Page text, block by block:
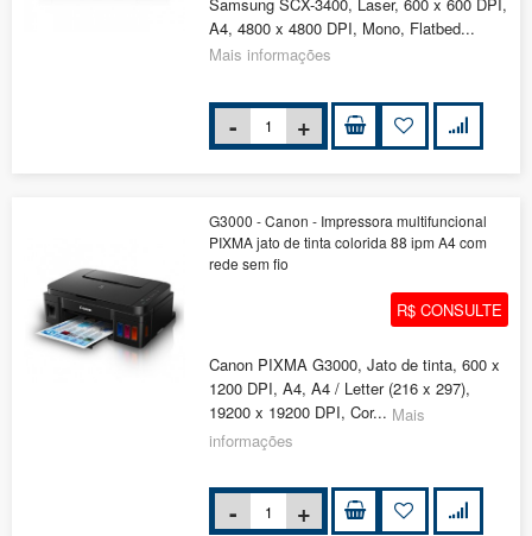
Samsung SCX-3400, Laser, 600 x 600 DPI,
A4, 4800 x 4800 DPI, Mono, Flatbed...
Mais informações
G3000 - Canon - Impressora multifuncional
PIXMA jato de tinta colorida 88 ipm A4 com
rede sem fio
R$ CONSULTE
Canon PIXMA G3000, Jato de tinta, 600 x
1200 DPI, A4, A4 / Letter (216 x 297),
19200 x 19200 DPI, Cor... Mais
informações